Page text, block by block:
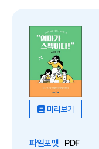
미리보기
파일포맷
PDF